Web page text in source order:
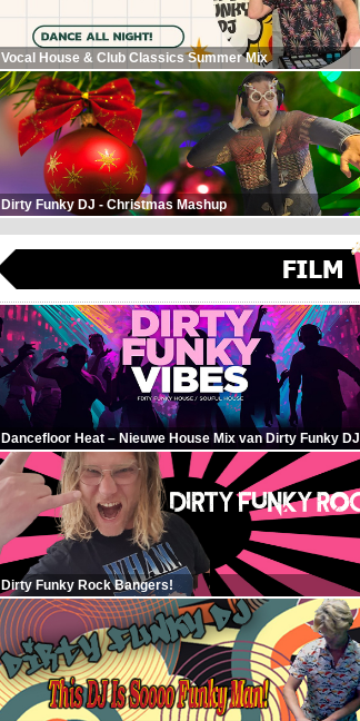
Vocal House & Club Classics Summer Mix
Dirty Funky DJ - Christmas Mashup
Dancefloor Heat – Nieuwe House Mix van Dirty Funky DJ
Dirty Funky Rock Bangers!